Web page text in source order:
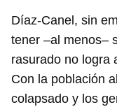
Díaz-Canel, sin
tener –al menos–
rasurado no logra
Con la población
colapsado y los